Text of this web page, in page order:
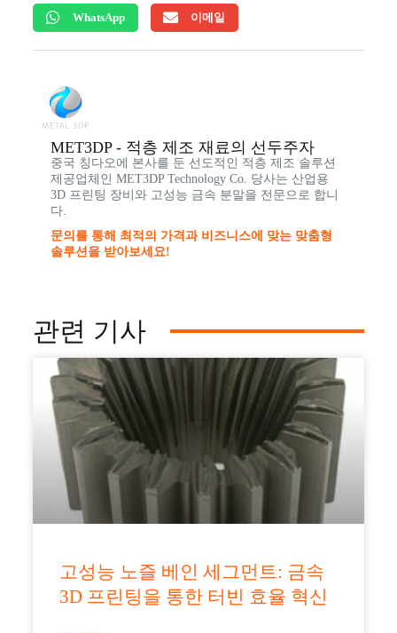
WhatsApp 이메일
MET3DP - 적층 제조 재료의 선두주자
중국 칭다오에 본사를 둔 선도적인 적층 제조 솔루션
제공업체인 MET3DP Technology Co. 당사는 산업용
3D 프린팅 장비와 고성능 금속 분말을 전문으로 합니
다.
문의를 통해 최적의 가격과 비즈니스에 맞는 맞춤형
솔루션을 받아보세요!
관련 기사
고성능 노즐 베인 세그먼트: 금속
3D 프린팅을 통한 터빈 효율 혁신